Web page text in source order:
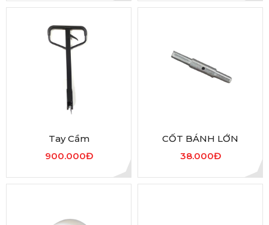
Tay Cầm
900.000Đ
CỐT BÁNH LỚN
38.000Đ